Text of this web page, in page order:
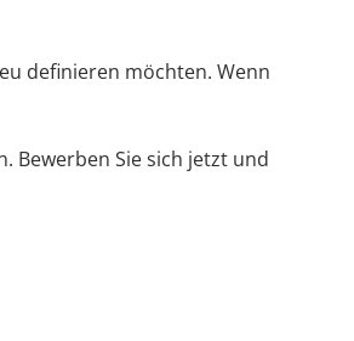
definieren möchten. Wenn
Bewerben Sie sich jetzt und